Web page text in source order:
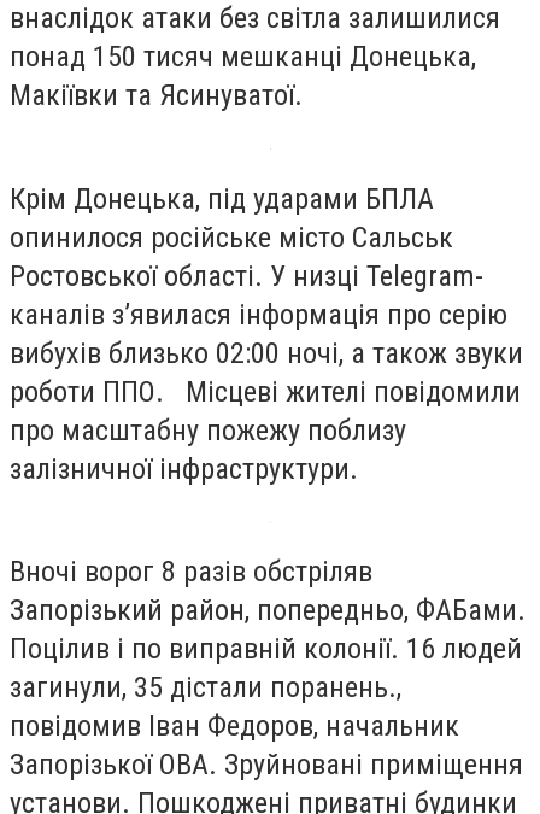
внаслідок атаки без світла залишилися
понад 150 тисяч мешканці Донецька,
Макіївки та Ясинуватої.
Крім Донецька, під ударами БПЛА
опинилося російське місто Сальськ
Ростовської області. У низці Telegram-
каналів з’явилася інформація про серію
вибухів близько 02:00 ночі, а також звуки
роботи ППО. Місцеві жителі повідомили
про масштабну пожежу поблизу
залізничної інфраструктури.
Вночі ворог 8 разів обстріляв
Запорізький район, попередньо, ФАБами.
Поцілив і по виправній колонії. 16 людей
загинули, 35 дістали поранень.,
повідомив Іван Федоров, начальник
Запорізької ОВА. Зруйновані приміщення
установи. Пошкоджені приватні будинки